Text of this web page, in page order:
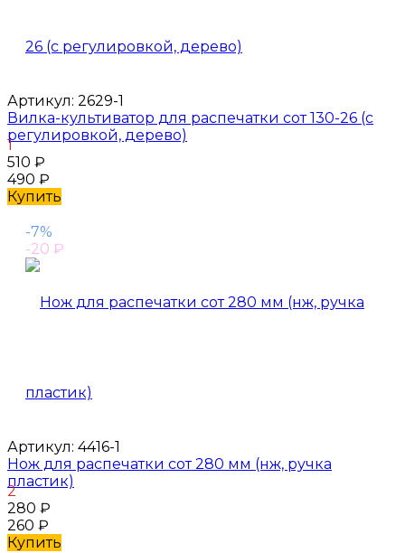
Артикул: 2629-1
Вилка-культиватор для распечатки сот 130-26 (с
регулировкой, дерево)
1
510 ₽
490 ₽
Купить
-7%
-20 ₽
Артикул: 4416-1
Нож для распечатки сот 280 мм (нж, ручкa
пластик)
2
280 ₽
260 ₽
Купить